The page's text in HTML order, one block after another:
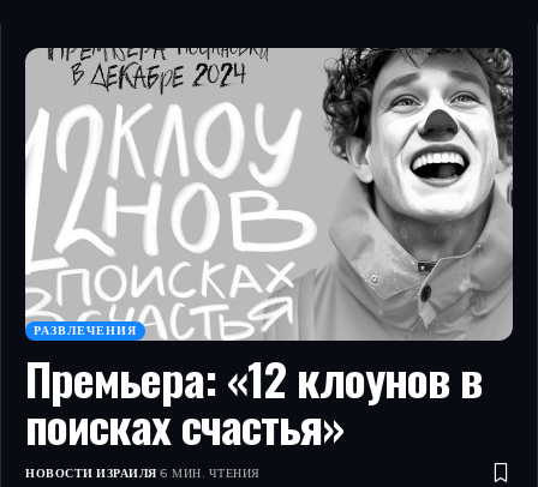
РАЗВЛЕЧЕНИЯ
Премьера: «12 клоунов в
поисках счастья»
НОВОСТИ ИЗРАИЛЯ 6 МИН. ЧТЕНИЯ